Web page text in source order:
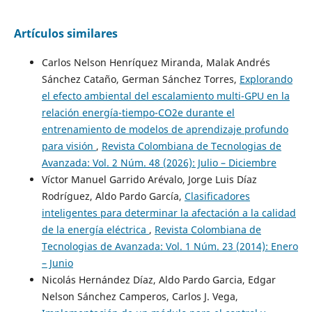
Artículos similares
Carlos Nelson Henríquez Miranda, Malak Andrés
Sánchez Cataño, German Sánchez Torres, Explorando
el efecto ambiental del escalamiento multi-GPU en la
relación energía-tiempo-CO2e durante el
entrenamiento de modelos de aprendizaje profundo
para visión , Revista Colombiana de Tecnologias de
Avanzada: Vol. 2 Núm. 48 (2026): Julio – Diciembre
Víctor Manuel Garrido Arévalo, Jorge Luis Díaz
Rodríguez, Aldo Pardo García, Clasificadores
inteligentes para determinar la afectación a la calidad
de la energía eléctrica , Revista Colombiana de
Tecnologias de Avanzada: Vol. 1 Núm. 23 (2014): Enero
– Junio
Nicolás Hernández Díaz, Aldo Pardo Garcia, Edgar
Nelson Sánchez Camperos, Carlos J. Vega,